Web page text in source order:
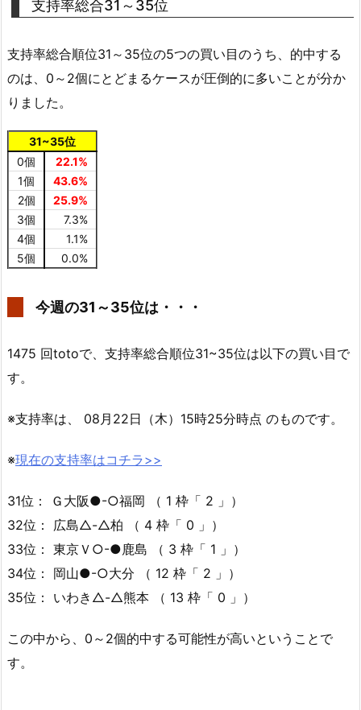
支持率総合31～35位
支持率総合順位31～35位の5つの買い目のうち、的中する
のは、0～2個にとどまるケースが圧倒的に多いことが分か
りました。
31~35位
0個
22.1%
1個
43.6%
2個
25.9%
3個
7.3%
4個
1.1%
5個
0.0%
今週の31～35位は・・・
1475 回totoで、支持率総合順位31~35位は以下の買い目で
す。
※支持率は、 08月22日（木）15時25分時点 のものです。
※現在の支持率はコチラ>>
31位： Ｇ大阪●-○福岡 （ 1 枠「 2 」）
32位： 広島△-△柏 （ 4 枠「 0 」）
33位： 東京Ｖ○-●鹿島 （ 3 枠「 1 」）
34位： 岡山●-○大分 （ 12 枠「 2 」）
35位： いわき△-△熊本 （ 13 枠「 0 」）
この中から、0～2個的中する可能性が高いということで
す。